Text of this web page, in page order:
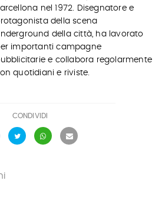
nel 1972. Disegnatore e
della scena
della città, ha lavorato
importanti campagne
e collabora regolarmente
quotidiani e riviste.
CONDIVIDI